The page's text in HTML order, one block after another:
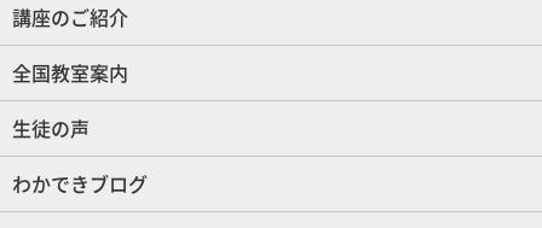
講座のご紹介
全国教室案内
生徒の声
わかできブログ